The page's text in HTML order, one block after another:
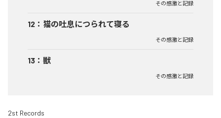
その感激と記録
12 ： 猫の吐息につられて寝る
その感激と記録
13 ： 獣
その感激と記録
2st Records